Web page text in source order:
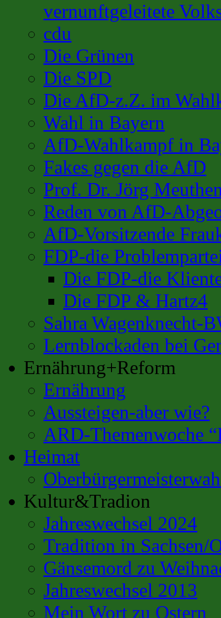
vernunftgeleitete
cdu
Die Grünen
Die SPD
Die AfD-z.Z. im
Wahl in Bayern
AfD-Wahlkampf in
Fakes gegen die AfD
Prof. Dr. Jörg
Reden von AfD-
AfD-Vorsitzende
FDP-die
Die FDP-die
Die FDP & Hartz4
Sahra Wagenknecht-
Lernblockaden bei
Ernährung+Reform
Ernährung
Aussteigen-aber wie?
ARD-Themenwoche
Heimat
Kultur&Tradion
Jahreswechsel 2024
Tradition in Sachsen/
Gänsemord zu
Jahreswechsel 2013
Mein Wort zu Ostern